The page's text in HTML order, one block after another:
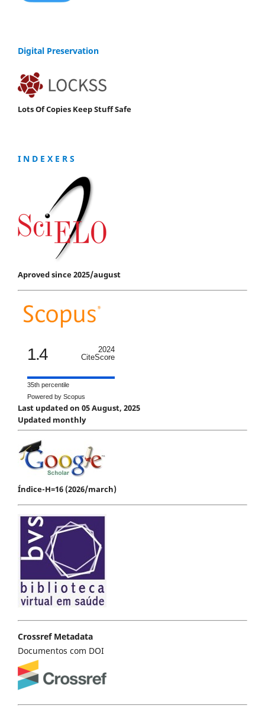
Digital Preservation
Lots Of Copies Keep Stuff Safe
I N D E X E R S
Aproved since 2025/august
1.4
2024
CiteScore
35th percentile
Powered by Scopus
Last updated on 05 August, 2025
Updated monthly
Índice-H=16 (2026/march)
Crossref Metadata
Documentos com DOI